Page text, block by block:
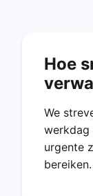
Hoe
We
werkdag
urgente
bereiken.